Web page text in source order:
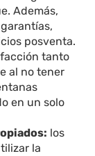
Además,
posventa.
tanto
al no tener
en un solo
los
la